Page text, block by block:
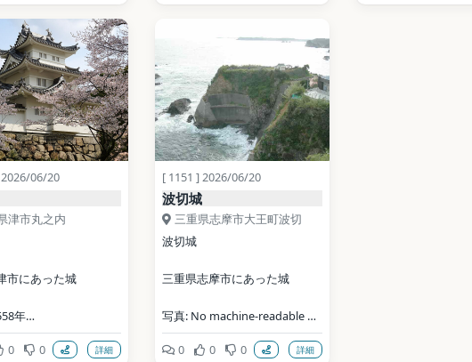
06/20
津市丸之内
市にあった城
年
/ CC BY
0 0 詳細
[ 1151 ] 2026/06/20
波切城
三重県志摩市大王町波切
波切城
三重県志摩市にあった城
写真: No machine-readable
author provided. N yotarou
assumed (based on copyright
0 0 0 詳細